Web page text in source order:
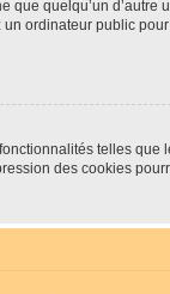
quelqu’un d’autre
ordinateur public
telles que
des cookies